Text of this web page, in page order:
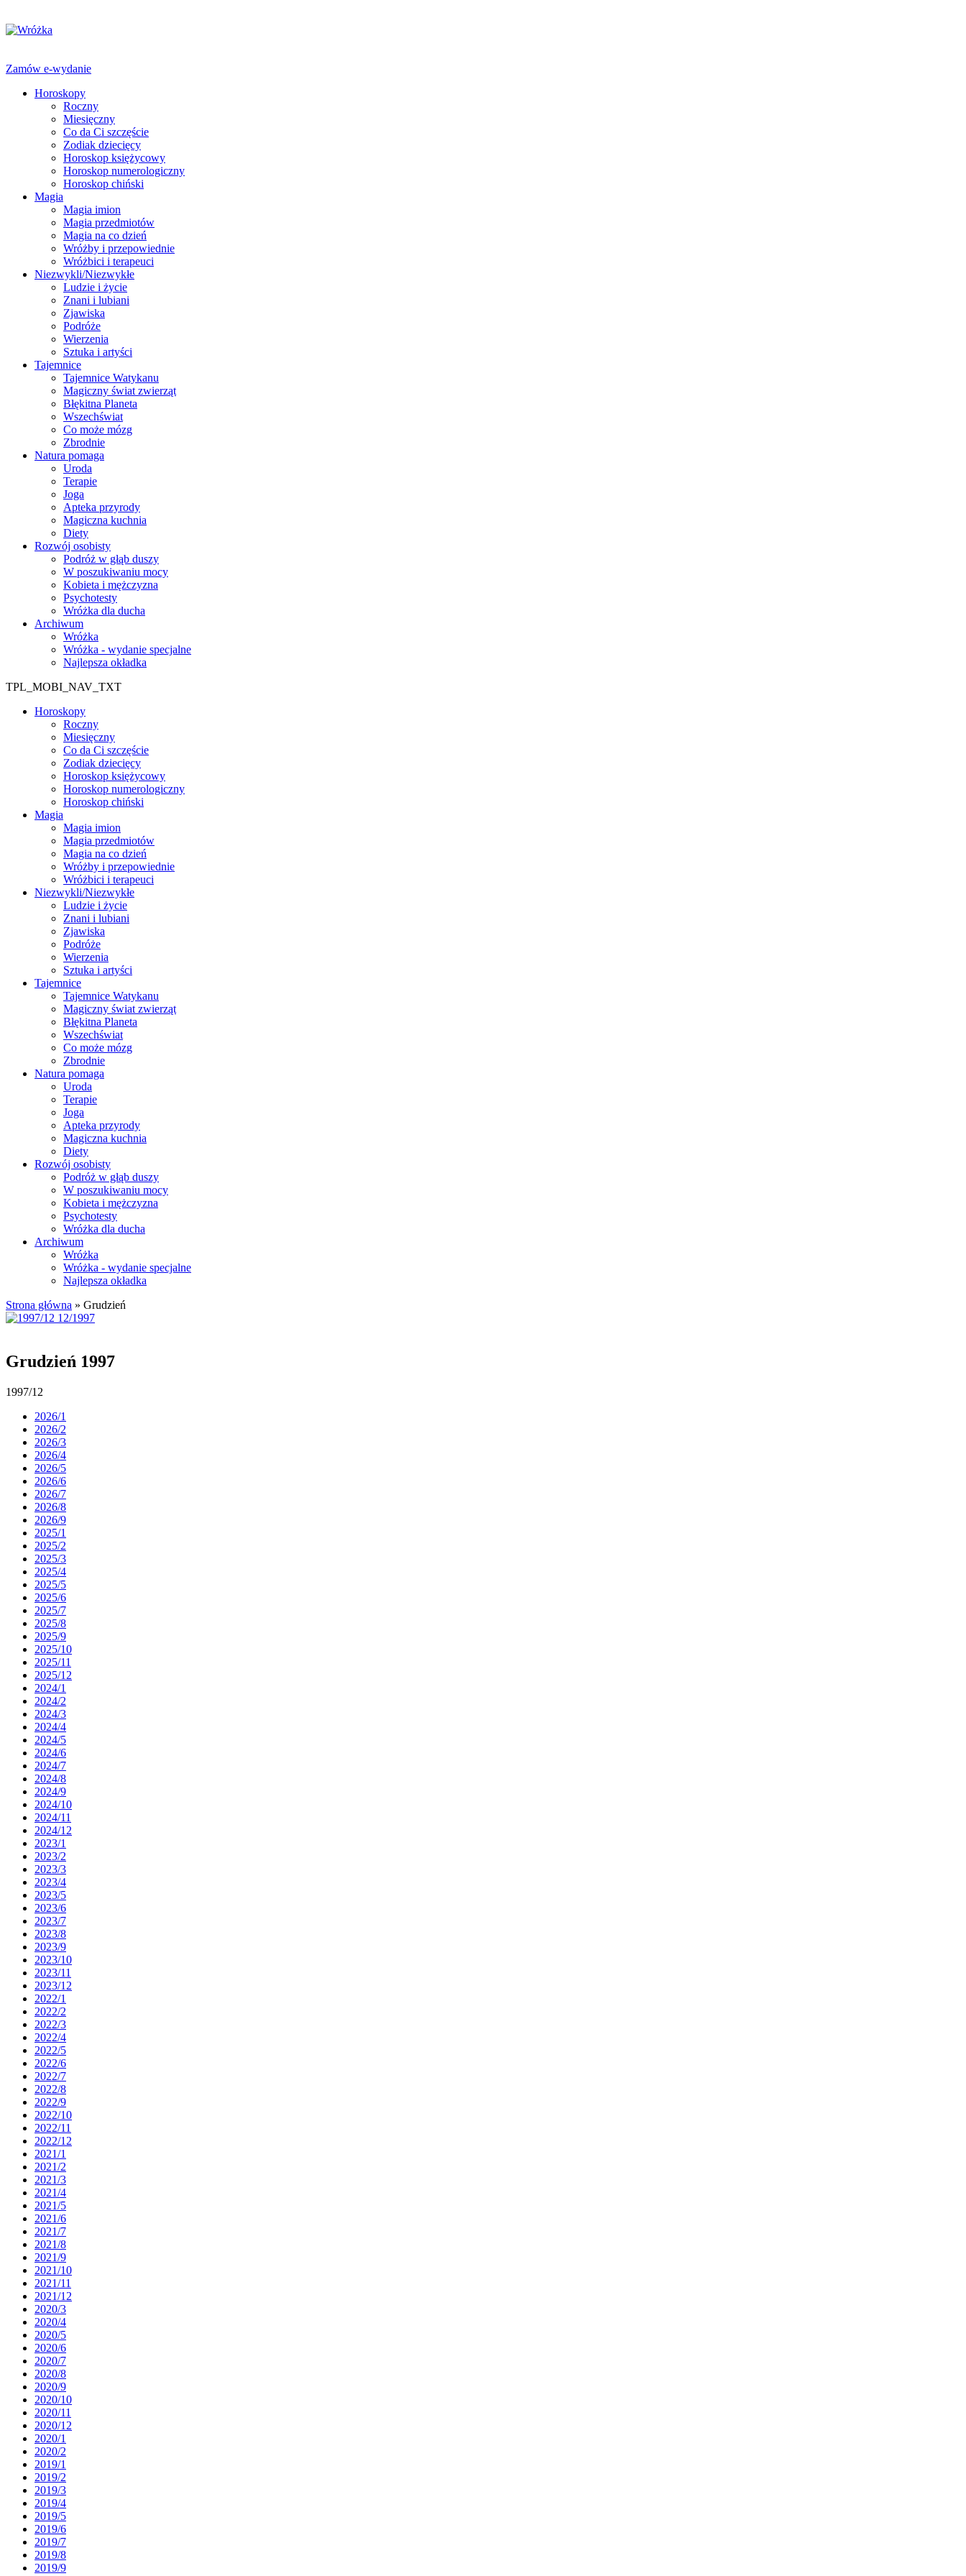
Zamów e-wydanie
Horoskopy
Roczny
Miesięczny
Co da Ci szczęście
Zodiak dziecięcy
Horoskop księżycowy
Horoskop numerologiczny
Horoskop chiński
Magia
Magia imion
Magia przedmiotów
Magia na co dzień
Wróżby i przepowiednie
Wróżbici i terapeuci
Niezwykli/Niezwykłe
Ludzie i życie
Znani i lubiani
Zjawiska
Podróże
Wierzenia
Sztuka i artyści
Tajemnice
Tajemnice Watykanu
Magiczny świat zwierząt
Błękitna Planeta
Wszechświat
Co może mózg
Zbrodnie
Natura pomaga
Uroda
Terapie
Joga
Apteka przyrody
Magiczna kuchnia
Diety
Rozwój osobisty
Podróż w głąb duszy
W poszukiwaniu mocy
Kobieta i mężczyzna
Psychotesty
Wróżka dla ducha
Archiwum
Wróżka
Wróżka - wydanie specjalne
Najlepsza okładka
TPL_MOBI_NAV_TXT
Horoskopy
Roczny
Miesięczny
Co da Ci szczęście
Zodiak dziecięcy
Horoskop księżycowy
Horoskop numerologiczny
Horoskop chiński
Magia
Magia imion
Magia przedmiotów
Magia na co dzień
Wróżby i przepowiednie
Wróżbici i terapeuci
Niezwykli/Niezwykłe
Ludzie i życie
Znani i lubiani
Zjawiska
Podróże
Wierzenia
Sztuka i artyści
Tajemnice
Tajemnice Watykanu
Magiczny świat zwierząt
Błękitna Planeta
Wszechświat
Co może mózg
Zbrodnie
Natura pomaga
Uroda
Terapie
Joga
Apteka przyrody
Magiczna kuchnia
Diety
Rozwój osobisty
Podróż w głąb duszy
W poszukiwaniu mocy
Kobieta i mężczyzna
Psychotesty
Wróżka dla ducha
Archiwum
Wróżka
Wróżka - wydanie specjalne
Najlepsza okładka
Strona główna » Grudzień
Grudzień 1997
1997/12
2026/1
2026/2
2026/3
2026/4
2026/5
2026/6
2026/7
2026/8
2026/9
2025/1
2025/2
2025/3
2025/4
2025/5
2025/6
2025/7
2025/8
2025/9
2025/10
2025/11
2025/12
2024/1
2024/2
2024/3
2024/4
2024/5
2024/6
2024/7
2024/8
2024/9
2024/10
2024/11
2024/12
2023/1
2023/2
2023/3
2023/4
2023/5
2023/6
2023/7
2023/8
2023/9
2023/10
2023/11
2023/12
2022/1
2022/2
2022/3
2022/4
2022/5
2022/6
2022/7
2022/8
2022/9
2022/10
2022/11
2022/12
2021/1
2021/2
2021/3
2021/4
2021/5
2021/6
2021/7
2021/8
2021/9
2021/10
2021/11
2021/12
2020/3
2020/4
2020/5
2020/6
2020/7
2020/8
2020/9
2020/10
2020/11
2020/12
2020/1
2020/2
2019/1
2019/2
2019/3
2019/4
2019/5
2019/6
2019/7
2019/8
2019/9